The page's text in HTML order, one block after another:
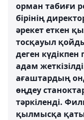
орман табиғи
бірінің
әрекет еткен
тосқауыл
деген
адам
ағаштардың
өңдеу
тәркіленді.
қылмысқа